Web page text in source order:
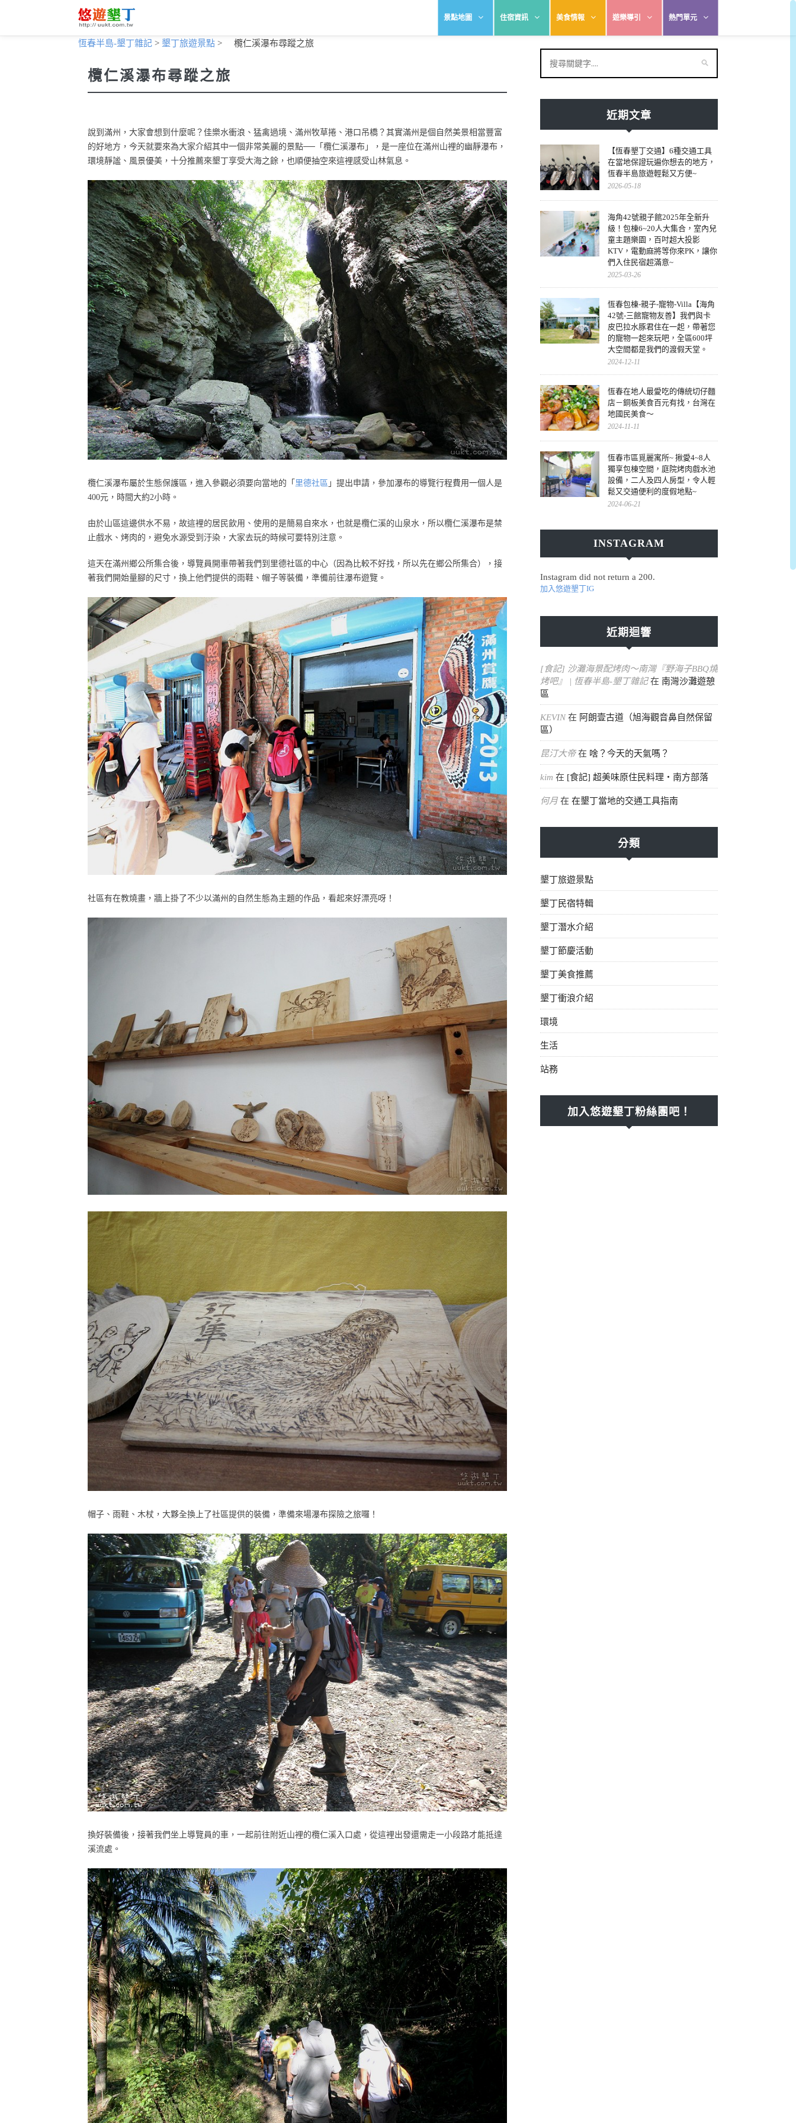
景點地圖 住宿資訊 美食情報 遊樂導引 熱門單元
恆春半島-墾丁雜記 > 墾丁旅遊景點 > 欖仁溪瀑布尋蹤之旅
欖仁溪瀑布尋蹤之旅
說到滿州，大家會想到什麼呢？佳樂水衝浪、猛禽過境、滿州牧草捲、港口吊橋？其實滿州是個自然美景相當豐富
的好地方，今天就要來為大家介紹其中一個非常美麗的景點──「欖仁溪瀑布」，是一座位在滿州山裡的幽靜瀑布，
環境靜謐、風景優美，十分推薦來墾丁享受大海之餘，也順便抽空來這裡感受山林氣息。
欖仁溪瀑布屬於生態保護區，進入參觀必須要向當地的「 里德社區 」提出申請，參加瀑布的導覽行程費用一個人是
400元，時間大約2小時。
由於山區這邊供水不易，故這裡的居民飲用、使用的是簡易自來水，也就是欖仁溪的山泉水，所以欖仁溪瀑布是禁
止戲水、烤肉的，避免水源受到汙染，大家去玩的時候可要特別注意。
這天在滿州鄉公所集合後，導覽員開車帶著我們到里德社區的中心（因為比較不好找，所以先在鄉公所集合），接
著我們開始量腳的尺寸，換上他們提供的雨鞋、帽子等裝備，準備前往瀑布遊覽。
社區有在教燒畫，牆上掛了不少以滿州的自然生態為主題的作品，看起來好漂亮呀！
帽子、雨鞋、木杖，大夥全換上了社區提供的裝備，準備來場瀑布探險之旅囉！
換好裝備後，接著我們坐上導覽員的車，一起前往附近山裡的欖仁溪入口處，從這裡出發還需走一小段路才能抵達
溪流處。
近期文章
【恆春墾丁交通】6種交通工具
在當地保證玩遍你想去的地方，
恆春半島旅遊輕鬆又方便~
2026-05-18
海角42號親子館2025年全新升
級！包棟6~20人大集合，室內兒
童主題樂園，百吋超大投影
KTV，電動麻將等你來PK，讓你
們入住民宿超滿意~
2025-03-26
恆春包棟-親子-寵物-Villa【海角
42號-三館寵物友善】我們與卡
皮巴拉水豚君住在一起，帶著您
的寵物一起來玩吧，全區600坪
大空間都是我們的渡假天堂。
2024-12-11
恆春在地人最愛吃的傳統切仔麵
店－銅板美食百元有找，台灣在
地國民美食～
2024-11-11
恆春市區覓麗寓所~ 揪愛4~8人
獨享包棟空間，庭院烤肉戲水池
設備，二人及四人房型，令人輕
鬆又交通便利的度假地點~
2024-06-21
INSTAGRAM
Instagram did not return a 200.
加入悠遊墾丁IG
近期迴響
[食記] 沙灘海景配烤肉～南灣『野海子BBQ燒
烤吧』 | 恆春半島-墾丁雜記在 南灣沙灘遊憩
區
KEVIN在 阿朗壹古道（旭海觀音鼻自然保留
區）
昆汀大帝在 啥？今天的天氣嗎？
kim 在 [食記] 超美味原住民料理・南方部落
何月 在 在墾丁當地的交通工具指南
分類
墾丁旅遊景點
墾丁民宿特輯
墾丁潛水介紹
墾丁節慶活動
墾丁美食推薦
墾丁衝浪介紹
環境
生活
站務
加入悠遊墾丁粉絲團吧！